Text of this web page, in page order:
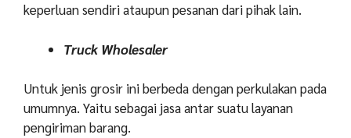
keperluan sendiri ataupun pesanan dari pihak lain.
Truck Wholesaler
Untuk jenis grosir ini berbeda dengan perkulakan pada
umumnya. Yaitu sebagai jasa antar suatu layanan
pengiriman barang.